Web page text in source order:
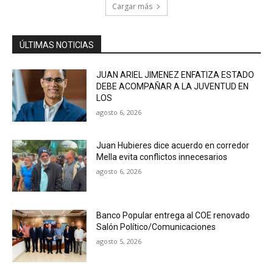
Cargar más
ÚLTIMAS NOTICIAS
JUAN ARIEL JIMENEZ ENFATIZA ESTADO
DEBE ACOMPAÑAR A LA JUVENTUD EN
LOS
agosto 6, 2026
Juan Hubieres dice acuerdo en corredor
Mella evita conflictos innecesarios
agosto 6, 2026
Banco Popular entrega al COE renovado
Salón Político/Comunicaciones
agosto 5, 2026